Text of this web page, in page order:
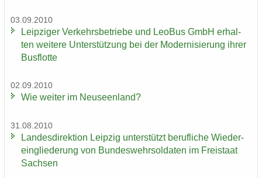
03.09.2010
Leip­zi­ger Ver­kehrs­be­trie­be und LeoBus GmbH er­hal­
ten wei­te­re Un­ter­stüt­zung bei der Mo­der­ni­sie­rung ihrer
Bus­flot­te
02.09.2010
Wie wei­ter im Neu­seen­land?
31.08.2010
Lan­des­di­rek­ti­on Leip­zig un­ter­stützt be­ruf­li­che Wie­der­
ein­glie­de­rung von Bun­des­wehr­sol­da­ten im Frei­staat
Sach­sen